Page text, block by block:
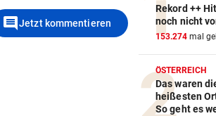
commentJetzt kommentieren
Rekord ++
noch nicht
153.274 mal
ÖSTERREICH
Das waren
heißesten
So geht es